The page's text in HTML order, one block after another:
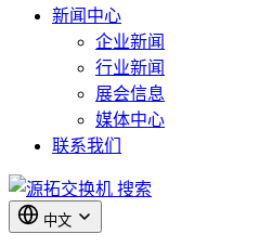
新闻中心
企业新闻
行业新闻
展会信息
媒体中心
联系我们
搜索
中文